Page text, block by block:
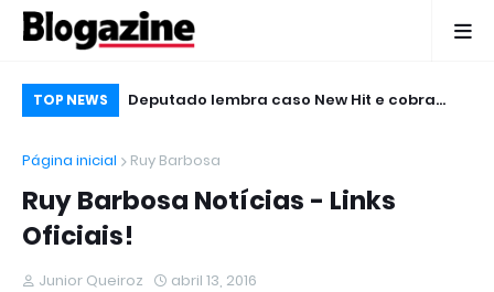
TOP NEWS
Negro,
Deputado lembra caso New Hit e cobra
Página inicial
Ruy Barbosa
Ruy Barbosa Notícias - Links
Oficiais!
Junior Queiroz abril 13, 2016